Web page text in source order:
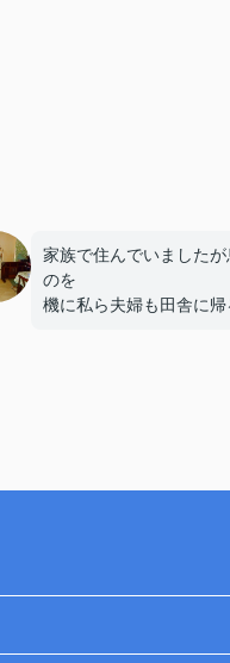
家族で住んでいました
のを
機に私ら夫婦も田舎に帰
引渡しも相談にのって